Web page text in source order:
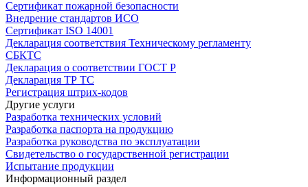
Сертификат пожарной безопасности
Внедрение стандартов ИСО
Сертификат ISO 14001
Декларация соответствия Техническому регламенту
СБКТС
Декларация о соответствии ГОСТ Р
Декларация ТР ТС
Регистрация штрих-кодов
Другие услуги
Разработка технических условий
Разработка паспорта на продукцию
Разработка руководства по эксплуатации
Свидетельство о государственной регистрации
Испытание продукции
Информационный раздел